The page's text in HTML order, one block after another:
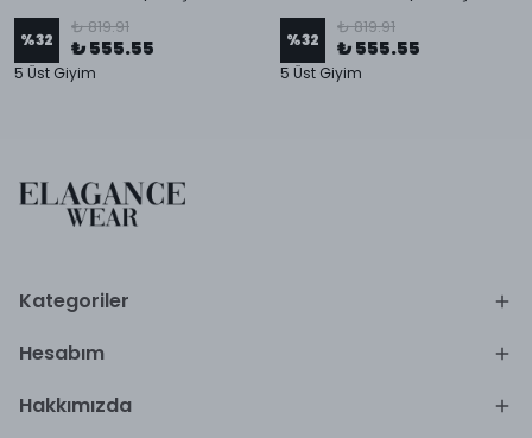
%32
₺ 819.91
₺ 555.55
5 Üst Giyim
%32
₺ 819.91
₺ 555.55
5 Üst Giyim
Kategoriler
Hesabım
Hakkımızda